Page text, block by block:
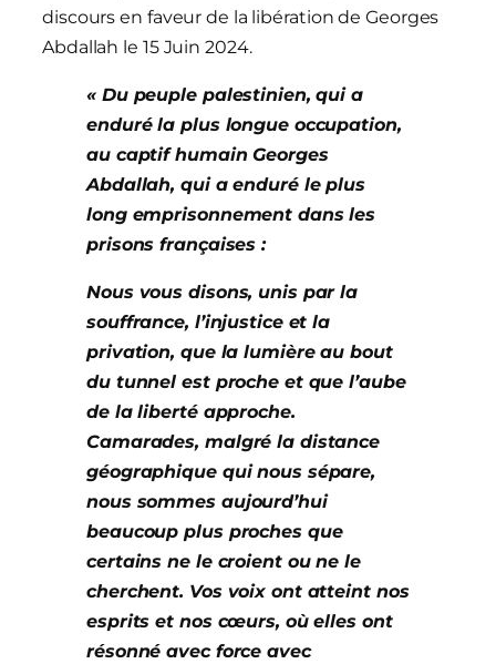
discours en faveur de la libération de Georges
Abdallah le 15 Juin 2024.
« Du peuple palestinien, qui a
enduré la plus longue occupation,
au captif humain Georges
Abdallah, qui a enduré le plus
long emprisonnement dans les
prisons françaises :
Nous vous disons, unis par la
souffrance, l’injustice et la
privation, que la lumière au bout
du tunnel est proche et que l’aube
de la liberté approche.
Camarades, malgré la distance
géographique qui nous sépare,
nous sommes aujourd’hui
beaucoup plus proches que
certains ne le croient ou ne le
cherchent. Vos voix ont atteint nos
esprits et nos cœurs, où elles ont
résonné avec force avec